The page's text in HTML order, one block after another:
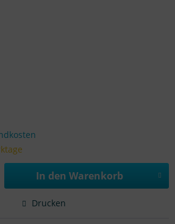
In den Warenkorb
Drucken